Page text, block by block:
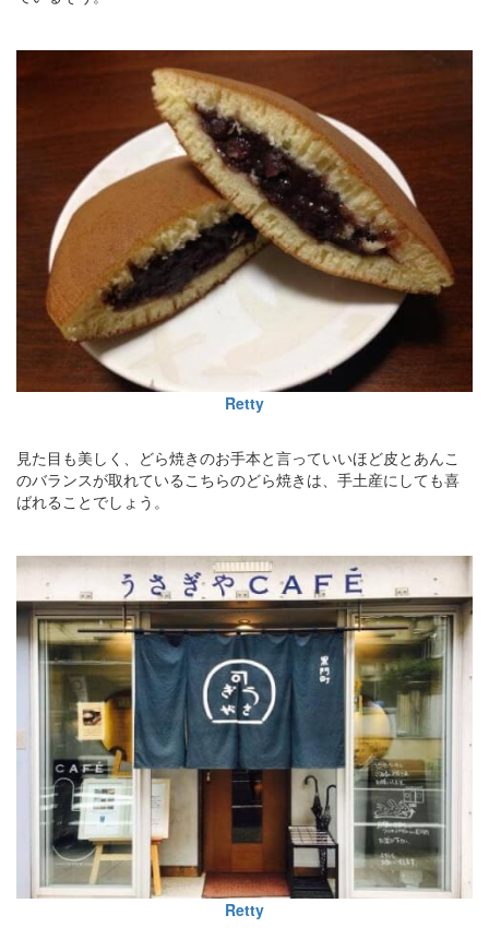
Retty
見た目も美しく、どら焼きのお手本と言っていいほど皮とあんこ
のバランスが取れているこちらのどら焼きは、手土産にしても喜
ばれることでしょう。
Retty